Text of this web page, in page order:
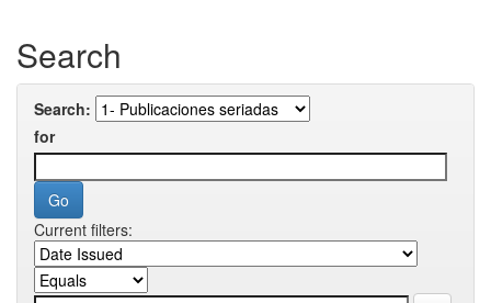
Search
Search:
for
Current filters: